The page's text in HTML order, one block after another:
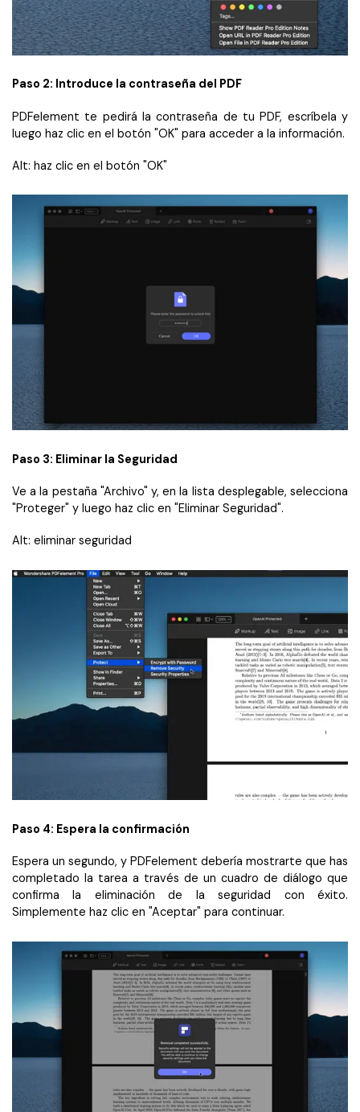
Paso 2: Introduce la contraseña del PDF
PDFelement te pedirá la contraseña de tu PDF, escríbela y
luego haz clic en el botón "OK" para acceder a la información.
Alt: haz clic en el botón "OK"
Paso 3: Eliminar la Seguridad
Ve a la pestaña "Archivo" y, en la lista desplegable, selecciona
"Proteger" y luego haz clic en "Eliminar Seguridad".
Alt: eliminar seguridad
Paso 4: Espera la confirmación
Espera un segundo, y PDFelement debería mostrarte que has
completado la tarea a través de un cuadro de diálogo que
confirma la eliminación de la seguridad con éxito.
Simplemente haz clic en "Aceptar" para continuar.